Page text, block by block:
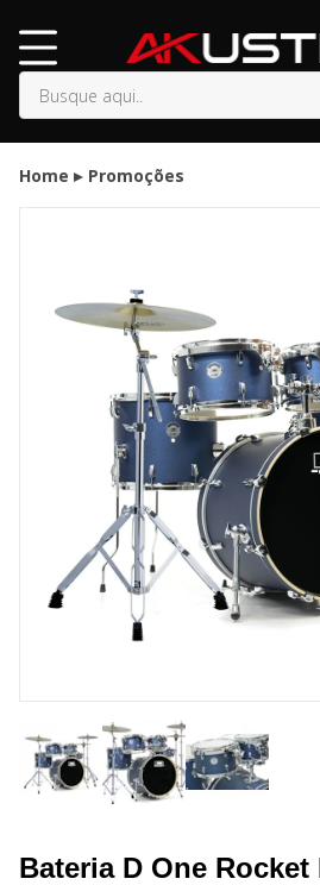
Home Promoções
Bateria D One Rocket